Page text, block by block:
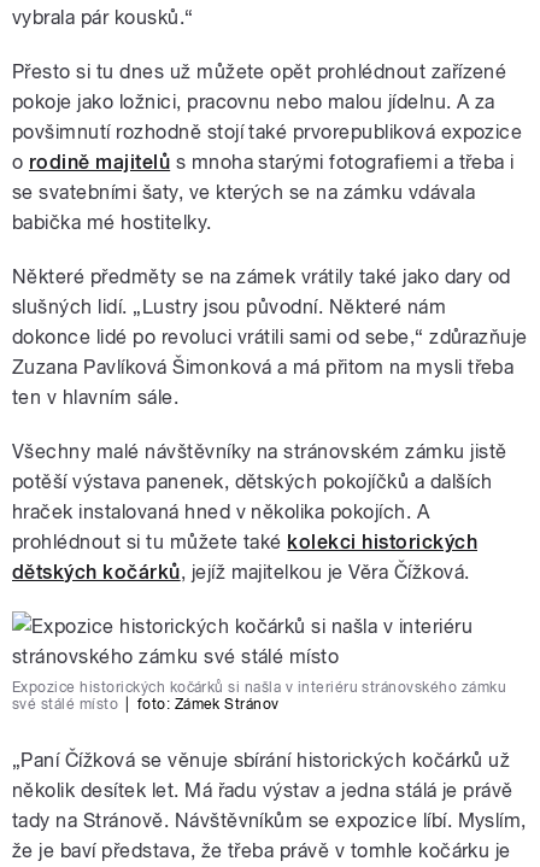
vybrala pár kousků.“
Přesto si tu dnes už můžete opět prohlédnout zařízené
pokoje jako ložnici, pracovnu nebo malou jídelnu. A za
povšimnutí rozhodně stojí také prvorepubliková expozice
o rodině majitelů s mnoha starými fotografiemi a třeba i
se svatebními šaty, ve kterých se na zámku vdávala
babička mé hostitelky.
Některé předměty se na zámek vrátily také jako dary od
slušných lidí. „Lustry jsou původní. Některé nám
dokonce lidé po revoluci vrátili sami od sebe,“ zdůrazňuje
Zuzana Pavlíková Šimonková a má přitom na mysli třeba
ten v hlavním sále.
Všechny malé návštěvníky na stránovském zámku jistě
potěší výstava panenek, dětských pokojíčků a dalších
hraček instalovaná hned v několika pokojích. A
prohlédnout si tu můžete také kolekci historických
dětských kočárků, jejíž majitelkou je Věra Čížková.
Expozice historických kočárků si našla v interiéru stránovského zámku
své stálé místo
foto: Zámek Stránov
„Paní Čížková se věnuje sbírání historických kočárků už
několik desítek let. Má řadu výstav a jedna stálá je právě
tady na Stránově. Návštěvníkům se expozice líbí. Myslím,
že je baví představa, že třeba právě v tomhle kočárku je